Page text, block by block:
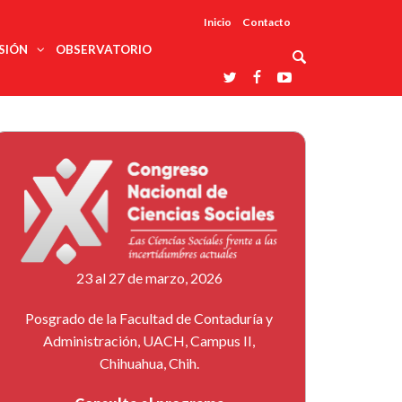
Inicio Contacto
ciencias
profesionales
trabajo
Redes
temáticas
Laboratorios
nacionales
Entidades
afines
Reconoce
La UDUALC
A La
Universidad
De México
En Su 475
Aniversario
OBSERVATORIO
23 al 27 de marzo, 2026
Posgrado de la Facultad de Contaduría y
Administración, UACH, Campus II,
Chihuahua, Chih.